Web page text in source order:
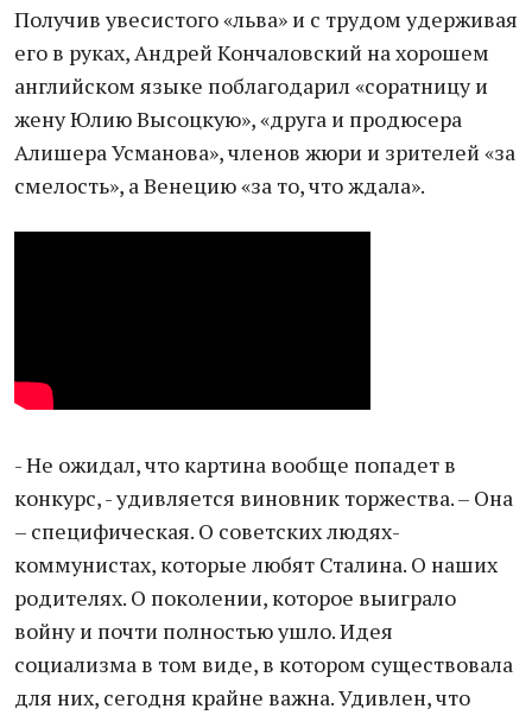
Получив увесистого «льва» и с трудом удерживая
его в руках, Андрей Кончаловский на хорошем
английском языке поблагодарил «соратницу и
жену Юлию Высоцкую», «друга и продюсера
Алишера Усманова», членов жюри и зрителей «за
смелость», а Венецию «за то, что ждала».
- Не ожидал, что картина вообще попадет в
конкурс, - удивляется виновник торжества. – Она
– специфическая. О советских людях-
коммунистах, которые любят Сталина. О наших
родителях. О поколении, которое выиграло
войну и почти полностью ушло. Идея
социализма в том виде, в котором существовала
для них, сегодня крайне важна. Удивлен, что